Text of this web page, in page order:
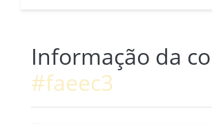
Informação da
#faeec3